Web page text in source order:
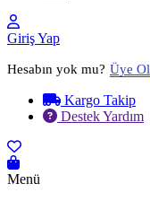
Giriş Yap
Hesabın yok mu? Üye Ol
Kargo Takip
Destek Yardım
Menü